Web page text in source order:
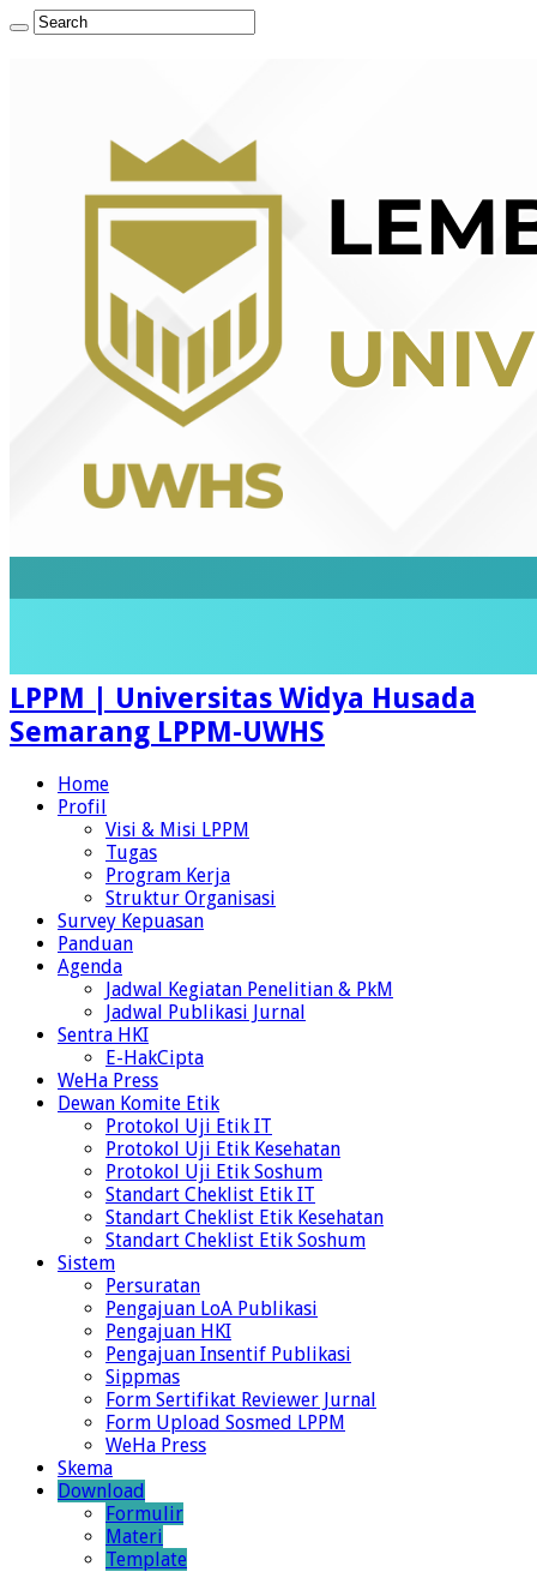
LPPM | Universitas Widya Husada
Semarang LPPM-UWHS
Home
Profil
Visi & Misi LPPM
Tugas
Program Kerja
Struktur Organisasi
Survey Kepuasan
Panduan
Agenda
Jadwal Kegiatan Penelitian & PkM
Jadwal Publikasi Jurnal
Sentra HKI
E-HakCipta
WeHa Press
Dewan Komite Etik
Protokol Uji Etik IT
Protokol Uji Etik Kesehatan
Protokol Uji Etik Soshum
Standart Cheklist Etik IT
Standart Cheklist Etik Kesehatan
Standart Cheklist Etik Soshum
Sistem
Persuratan
Pengajuan LoA Publikasi
Pengajuan HKI
Pengajuan Insentif Publikasi
Sippmas
Form Sertifikat Reviewer Jurnal
Form Upload Sosmed LPPM
WeHa Press
Skema
Download
Formulir
Materi
Template